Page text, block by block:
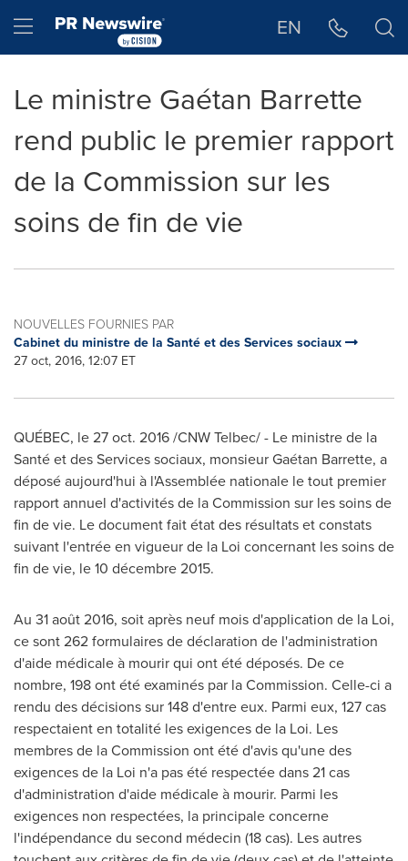
Hamburger menu EN
Le ministre Gaétan Barrette
rend public le premier rapport
de la Commission sur les
soins de fin de vie
NOUVELLES FOURNIES PAR
Cabinet du ministre de la Santé et des Services sociaux
27 oct, 2016, 12:07 ET
QUÉBEC, le27 oct. 2016/CNW Telbec/ - Le ministre de la
Santé et des Services sociaux, monsieur Gaétan Barrette, a
déposé aujourd'hui à l'Assemblée nationale le tout premier
rapport annuel d'activités de la Commission sur les soins de
fin de vie. Le document fait état des résultats et constats
suivant l'entrée en vigueur de la Loi concernant les soins de
fin de vie, le 10 décembre 2015.
Au 31 août 2016, soit après neuf mois d'application de la Loi,
ce sont 262 formulaires de déclaration de l'administration
d'aide médicale à mourir qui ont été déposés. De ce
nombre, 198 ont été examinés par la Commission. Celle-ci a
rendu des décisions sur 148 d'entre eux. Parmi eux, 127 cas
respectaient en totalité les exigences de la Loi. Les
membres de la Commission ont été d'avis qu'une des
exigences de la Loi n'a pas été respectée dans 21 cas
d'administration d'aide médicale à mourir. Parmi les
exigences non respectées, la principale concerne
l'indépendance du second médecin (18 cas). Les autres